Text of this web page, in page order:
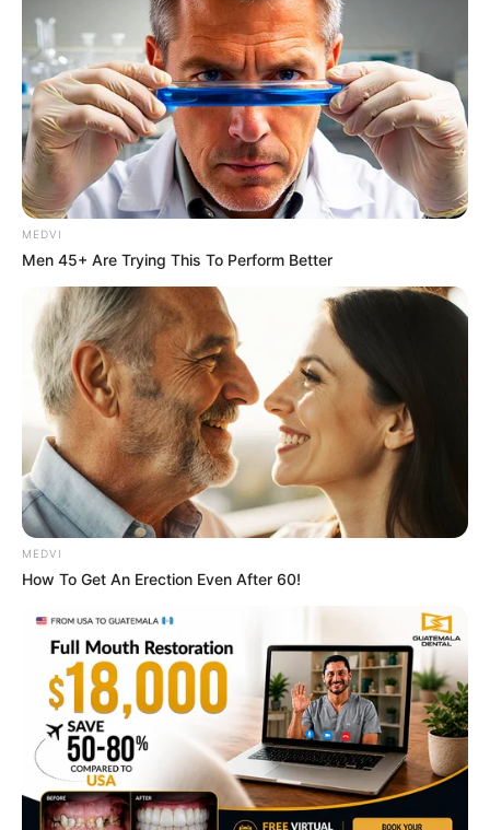
เนื้อหาที่ได้รับการโปรโมต
Unveiling Hypocrisy: 15 Taboos The Bible
Condemns!
BRAINBERRIES
Remember This Kick-Ass Star? See His Shocking
Transformation
BRAINBERRIES
The Truth Will Finally Set Gina Carano Free
BRAINBERRIES
MEDVI
Men 45+ Are Trying This To Perform Better
MEDVI
How To Get An Erection Even After 60!